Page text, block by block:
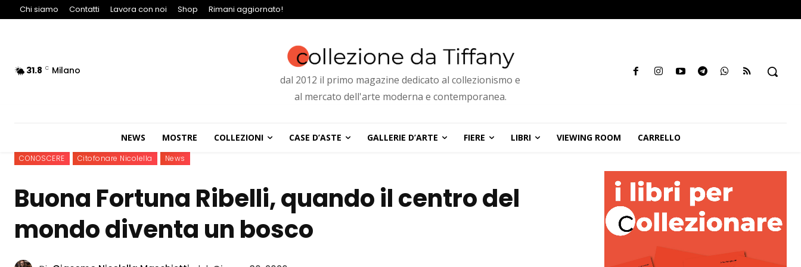
Chi siamo Contatti Lavora con noi Shop Rimani aggiornato!
31.8 C Milano
dal 2012 il primo magazine dedicato al collezionismo e
al mercato dell'arte moderna e contemporanea.
NEWS MOSTRE COLLEZIONI CASE D’ASTE GALLERIE D’ARTE FIERE LIBRI VIEWING ROOM CARRELLO
CONOSCERE Citofonare Nicolella News
Buona Fortuna Ribelli, quando il centro del
mondo diventa un bosco